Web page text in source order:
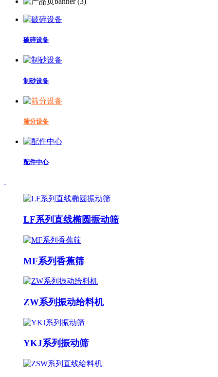
破碎设备
制砂设备
筛分设备
配件中心
LF系列直线椭圆振动筛
MF系列香蕉筛
ZW系列振动给料机
YKJ系列振动筛